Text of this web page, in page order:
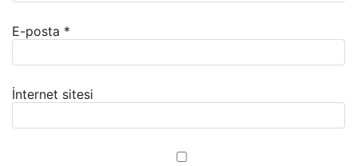
E-posta *
İnternet sitesi